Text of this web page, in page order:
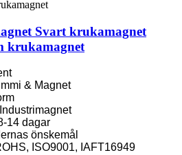
Svart krukamagnet
krukamagnet
& Magnet
14 dagar
önskemål
ISO9001, IAFT16949